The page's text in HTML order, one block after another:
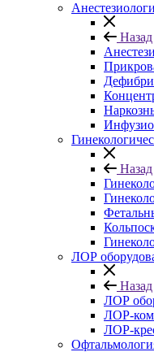
Назад
Назад
ЛОР
Назад
ЛОР
ЛОР-
ЛОР-